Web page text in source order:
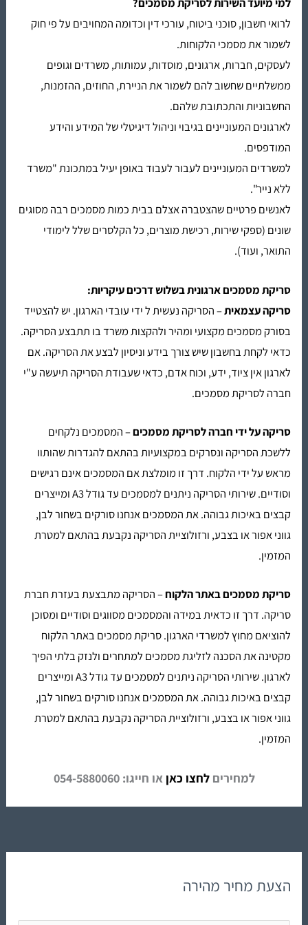
הצעת מחיר מהירה
לרואי חשבון, סוכני ביטוח, עורכי דין וכדומה המחויבים על פי חוק
לשמור את מסמכי הלקוחות.
לעסקים, חברות, ארגונים, מוסדות, עמותות, משרדים וגופים
ממשלתיים שחשוב להם לשמור את הניירת, החוזים, ההזמנות,
החשבוניות והתכתובת שלהם.
לארגונים המעוניינים בגיבוי וניהול דיגיטלי של המידע והידע
המודפסים.
למשרדים המעוניינים לעבור לעבוד באופן יעיל במתכונת "משרד
ללא נייר".
לאנשים פרטיים שהצטברה אצלם בבית כמות מסמכים רבה מסוגים
שונים (ספקי שירות, רכישת מוצרים, כל הקלסרים שלל לימודי
התואר, ועוד).
סריקת מסמכיםארגונית בשלוש דרכים עיקריות:
סריקה עצמאית– הסריקה נעשית ל ידי עובדי הארגון. יש להצטייד
בסורק מסמכים מקצועי ומהיר ולהקצות משרד בו תתבצע הסריקה.
כדאי לקחת בחשבון שיש צורך בידע וניסיון לבצע את הסריקה. אם
לארגון אין ציוד, ידע, וכוח אדם, כדאי שעבודת הסריקה תיעשה ע"י
חברה לסריקת מסמכים.
סריקה על ידיחברה לסריקת מסמכים– המסמכים נלקחים
ללשכת הסריקה ונסרקים במקצועיות בהתאם להגדרות שהותוו
מראש על ידי הלקוח. דרך זו מומלצת אם המסמכים אינם רגישים
וסודיים. שירותי הסריקה ניתנים למסמכים עד גודל A3 ומייצרים
קבצים באיכות גבוהה. את המסמכים אנחנו סורקים בשחור לבן,
גווני אפור או בצבע, ורזולוציית הסריקה נקבעת בהתאם למטרת
המזמין.
סריקת מסמכים באתר הלקוח– הסריקה מתבצעת בעזרתחברת
סריקה. דרך זו כדאית במידה והמסמכים מסווגים וסודיים ומסוכן
להוציאם מחוץ למשרדי הארגון. סריקת מסמכים באתר הלקוח
מקטינה את הסכנה לזליגת מסמכים למתחרים ולנזק בלתי הפיך
לארגון. שירותי הסריקה ניתנים למסמכים עד גודל A3 ומייצרים
קבצים באיכות גבוהה. את המסמכים אנחנו סורקים בשחור לבן,
גווני אפור או בצבע, ורזולוציית הסריקה נקבעת בהתאם למטרת
המזמין.
למחיריםלחצו כאן או חייגו: 054-5880060